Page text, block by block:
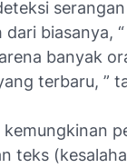
biasanya,
banyak
terbaru, ”
teks